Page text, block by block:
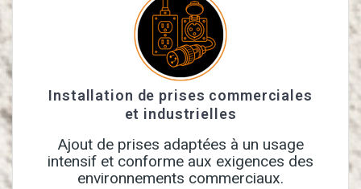
Installation de prises commerciales
et industrielles
Ajout de prises adaptées à un usage
intensif et conforme aux exigences des
environnements commerciaux.